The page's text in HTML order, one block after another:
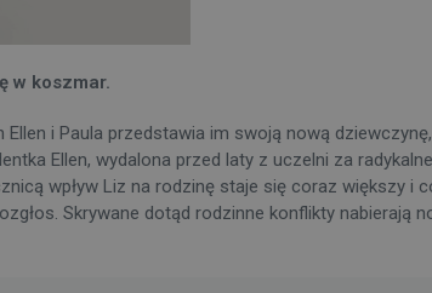
w koszmar.
i Paula przedstawia im swoją nową
Ellen, wydalona przed laty z uczelni za
wpływ Liz na rodzinę staje się coraz większy i
Skrywane dotąd rodzinne konflikty nabierają